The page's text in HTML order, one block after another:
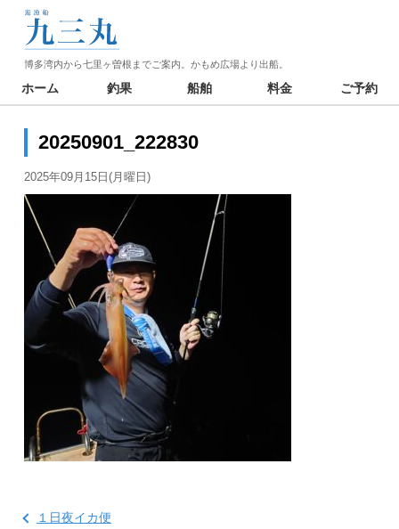
博多湾内から七里ヶ曽根までご案内。かもめ広場より出船。
ホーム 釣果 船舶 料金 ご予約
20250901_222830
2025年09月15日(月曜日)
１日夜イカ便